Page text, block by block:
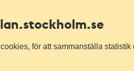
.stockholm.se
för att sammanställa